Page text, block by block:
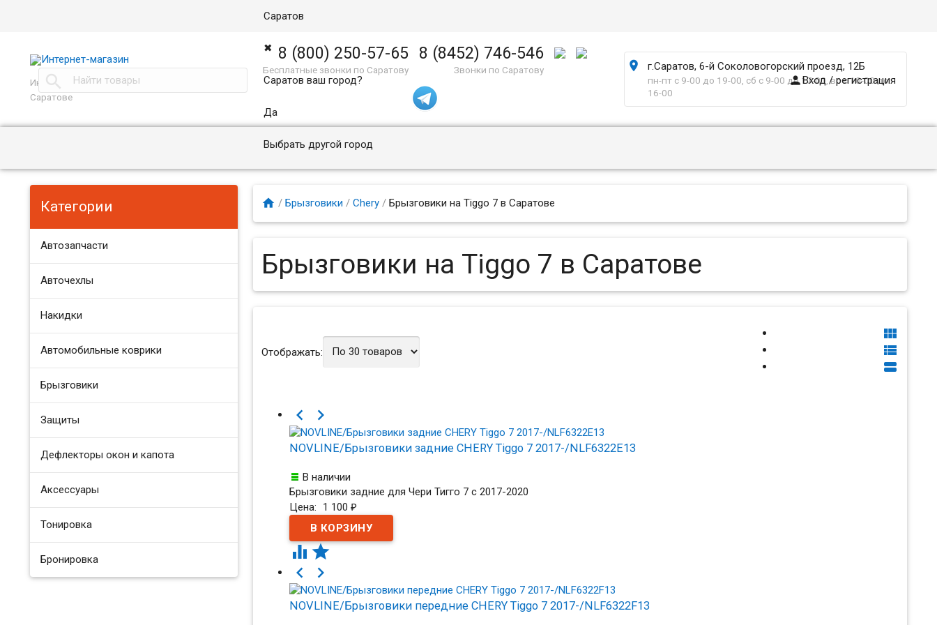

Саратов
✖
Саратов ваш город?
Да
Выбрать другой город
Вход / регистрация
Интернет магазин автоаксессуаров в
Саратове
8 (800) 250-57-65
Бесплатные звонки по Саратову
8 (8452) 746-546
Звонки по Саратову  г.Саратов, 6-й Соколовогорский проезд, 12Б
пн-пт с 9-00 до 19-00, сб с 9-00 до 17-00, вс с 10-00 до
16-00
Категории
Автозапчасти
Авточехлы
Накидки
Автомобильные коврики
Брызговики
Защиты
Дефлекторы окон и капота
Аксессуары
Тонировка
Бронировка
 / Брызговики / Chery /Брызговики на Tiggo 7 в Саратове
Брызговики на Tiggo 7 в Саратове
Отображать:



 
NOVLINE/Брызговики задние CHERY Tiggo 7 2017-/NLF6322E13
В наличии
Брызговики задние для Чери Тигго 7 с 2017-2020
Цена:
1 100 ₽
 


NOVLINE/Брызговики передние CHERY Tiggo 7 2017-/NLF6322F13